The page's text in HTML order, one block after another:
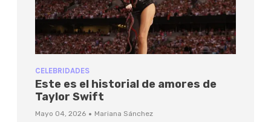
CELEBRIDADES
Este es el historial de amores de
Taylor Swift
Mayo 04, 2026 · Mariana Sánchez